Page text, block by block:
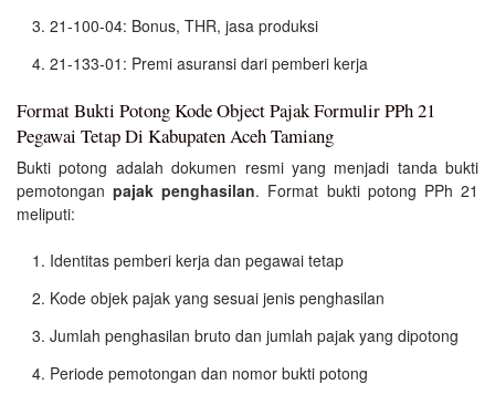
21-100-04: Bonus, THR, jasa produksi
21-133-01: Premi asuransi dari pemberi kerja
Format Bukti Potong Kode Object Pajak Formulir PPh 21
Pegawai Tetap Di Kabupaten Aceh Tamiang
Bukti potong adalah dokumen resmi yang menjadi tanda bukti
pemotonganpajak penghasilan. Format bukti potong PPh 21
meliputi:
Identitas pemberi kerja dan pegawai tetap
Kode objek pajak yang sesuai jenis penghasilan
Jumlah penghasilan bruto dan jumlah pajak yang dipotong
Periode pemotongan dan nomor bukti potong